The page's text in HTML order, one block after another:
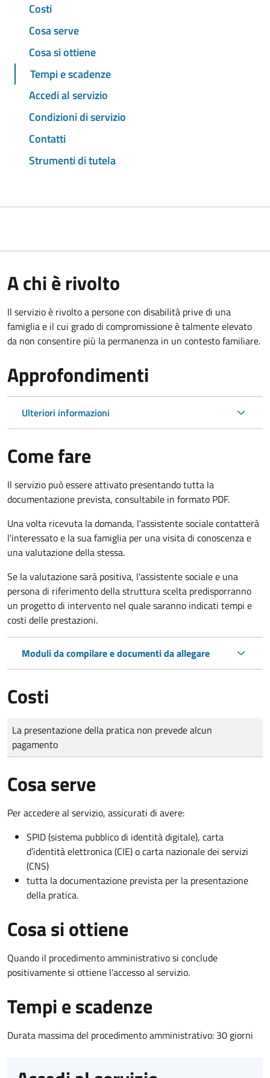
Costi
Cosa serve
Cosa si ottiene
Tempi e scadenze
Accedi al servizio
Condizioni di servizio
Contatti
Strumenti di tutela
A chi è rivolto
Il servizio è rivolto a persone con disabilità prive di una
famiglia e il cui grado di compromissione è talmente elevato
da non consentire più la permanenza in un contesto familiare.
Approfondimenti
Ulteriori informazioni
Come fare
Il servizio può essere attivato presentando tutta la
documentazione prevista, consultabile in formato PDF.
Una volta ricevuta la domanda, l'assistente sociale contatterà
l'interessato e la sua famiglia per una visita di conoscenza e
una valutazione della stessa.
Se la valutazione sarà positiva, l'assistente sociale e una
persona di riferimento della struttura scelta predisporranno
un progetto di intervento nel quale saranno indicati tempi e
costi delle prestazioni.
Moduli da compilare e documenti da allegare
Costi
Tipo di pagamento
Importo
La presentazione della pratica non prevede alcun
pagamento
Cosa serve
Per accedere al servizio, assicurati di avere:
SPID (sistema pubblico di identità digitale), carta
d’identità elettronica (CIE) o carta nazionale dei servizi
(CNS)
tutta la documentazione prevista per la presentazione
della pratica.
Cosa si ottiene
Quando il procedimento amministrativo si conclude
positivamente si ottiene l'accesso al servizio.
Tempi e scadenze
Durata massima del procedimento amministrativo: 30 giorni